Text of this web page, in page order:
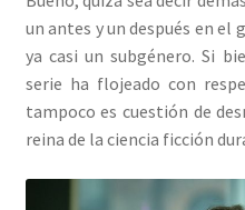
un antes y un después en el
ya casi un subgénero. Si
serie ha flojeado con
tampoco es cuestión de
reina de la ciencia ficción